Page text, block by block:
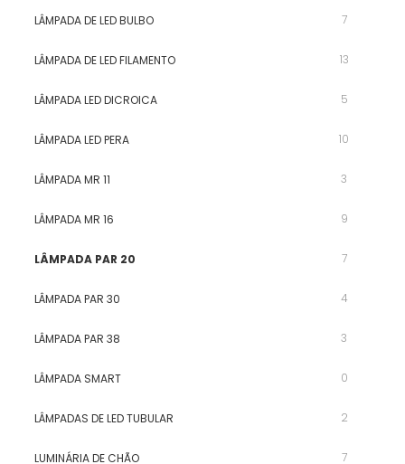
LÂMPADA DE LED BULBO 7
LÂMPADA DE LED FILAMENTO 13
LÂMPADA LED DICROICA 5
LÂMPADA LED PERA 10
LÂMPADA MR 11 3
LÂMPADA MR 16 9
LÂMPADA PAR 20 7
LÂMPADA PAR 30 4
LÂMPADA PAR 38 3
LÂMPADA SMART 0
LÂMPADAS DE LED TUBULAR 2
LUMINÁRIA DE CHÃO 7